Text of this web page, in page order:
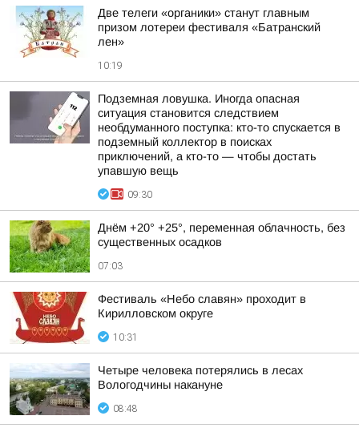
Две телеги «органики» станут главным
призом лотереи фестиваля «Батранский
лен»
10:19
Подземная ловушка. Иногда опасная
ситуация становится следствием
необдуманного поступка: кто-то спускается в
подземный коллектор в поисках
приключений, а кто-то — чтобы достать
упавшую вещь
09:30
Днём +20° +25°, переменная облачность, без
существенных осадков
07:03
Фестиваль «Небо славян» проходит в
Кирилловском округе
10:31
Четыре человека потерялись в лесах
Вологодчины накануне
08:48